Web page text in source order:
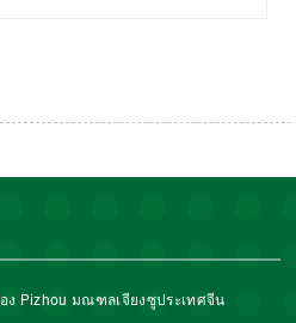
ง Pizhou มณฑลเจียงซูประเทศจีน